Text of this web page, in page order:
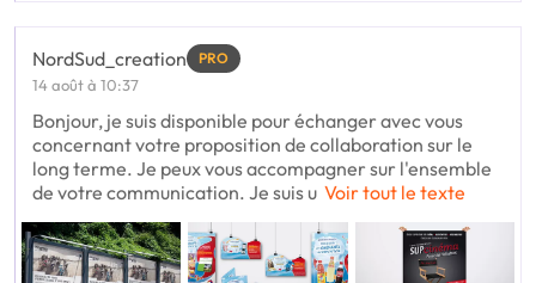
NordSud_creation PRO
14 août à 10:37
Bonjour, je suis disponible pour échanger avec vous
concernant votre proposition de collaboration sur le
long terme. Je peux vous accompagner sur l'ensemble
de votre communication. Je suis u Voir tout le texte